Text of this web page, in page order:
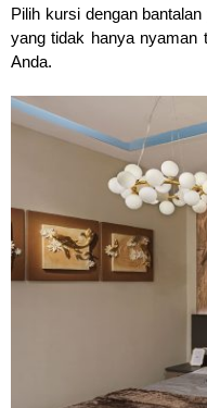
Pilih kursi dengan
yang tidak hanya nyaman
Anda.